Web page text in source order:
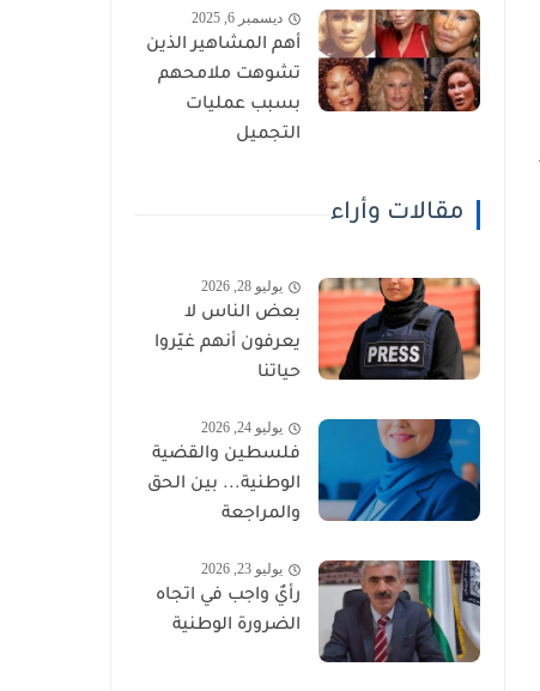
ديسمبر 6, 2025
أهم المشاهير الذين
تشوهت ملامحهم
بسبب عمليات
التجميل
مقالات وأراء
يوليو 28, 2026
بعض الناس لا
يعرفون أنهم غيّروا
حياتنا
يوليو 24, 2026
فلسطين والقضية
الوطنية... بين الحق
والمراجعة
يوليو 23, 2026
رأيٌ واجب في اتجاه
الضرورة الوطنية